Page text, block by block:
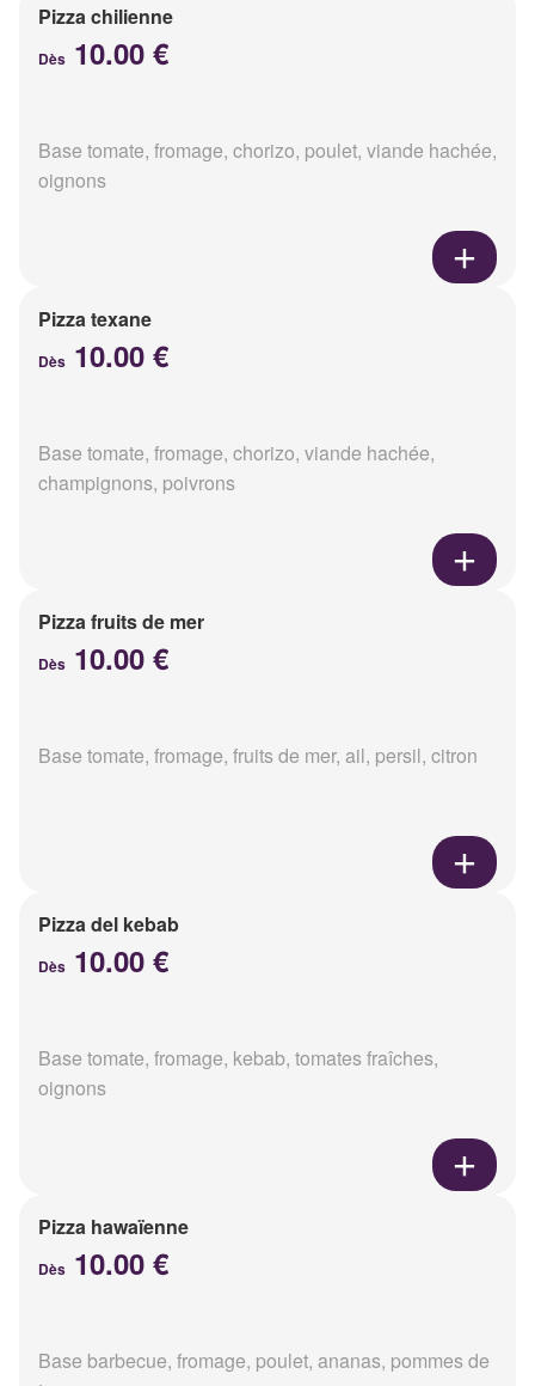
Pizza chilienne
Dès 10.00 €
Base tomate, fromage, chorizo, poulet, viande hachée,
oignons
Pizza texane
Dès 10.00 €
Base tomate, fromage, chorizo, viande hachée,
champignons, poivrons
Pizza fruits de mer
Dès 10.00 €
Base tomate, fromage, fruits de mer, ail, persil, citron
Pizza del kebab
Dès 10.00 €
Base tomate, fromage, kebab, tomates fraîches,
oignons
Pizza hawaïenne
Dès 10.00 €
Base barbecue, fromage, poulet, ananas, pommes de